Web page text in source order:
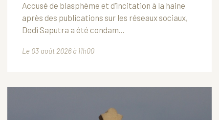
Accusé de blasphème et d’incitation à la haine
après des publications sur les réseaux sociaux,
Dedi Saputra a été condam...
Le 03 août 2026 à 11h00